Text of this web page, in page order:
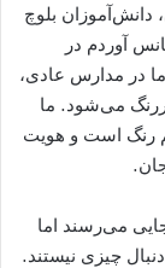
بلوچ
آوردم در
در مدارس عادی،
می‌شود. ما
رنگ است و هویت
می‌رسند اما
چیزی نیستند.